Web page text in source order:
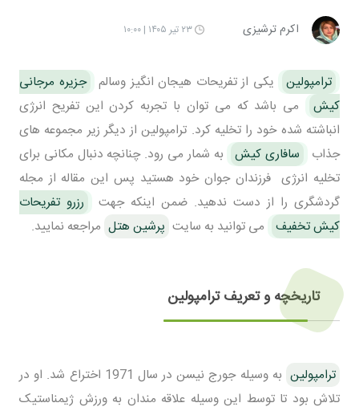
اکرم ترشیزی ۲۳ تیر ۱۴۰۵ | ۱۰:۰۰
ترامپولین یکی از تفریحات هیجان انگیز وسالم جزیره مرجانی
کیش
می باشد که می توان با تجربه کردن این تفریح انرژی
انباشته شده خود را تخلیه کرد. ترامپولین از دیگر زیر مجموعه های
جذاب
سافاری کیش به شمار می رود. چنانچه دنبال مکانی برای
تخلیه انرژی فرزندان جوان خود هستید پس این مقاله از مجله
گردشگری را از دست ندهید. ضمن اینکه جهت
رزرو تفریحات
کیش تخفیف می توانید به سایت پرشین هتل مراجعه نمایید.
تاریخچه و تعریف ترامپولین
ترامپولین
به وسیله جورج نیسن در سال 1971 اختراع شد. او در
تلاش بود تا توسط این وسیله علاقه مندان به ورزش ژیمناستیک